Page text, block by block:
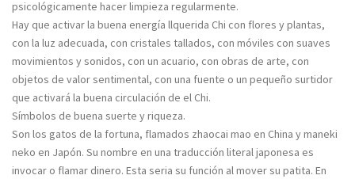
psicológicamente hacer limpieza regularmente.
Hay que activar la buena energía llquerida Chi con flores y plantas,
con la luz adecuada, con cristales tallados, con móviles con suaves
movimientos y sonidos, con un acuario, con obras de arte, con
objetos de valor sentimental, con una fuente o un pequeño surtidor
que activará la buena circulación de el Chi.
Símbolos de buena suerte y riqueza.
Son los gatos de la fortuna, flamados zhaocai mao en China y maneki
neko en Japón. Su nombre en una traducción literal japonesa es
invocar o flamar dinero. Esta seria su función al mover su patita. En